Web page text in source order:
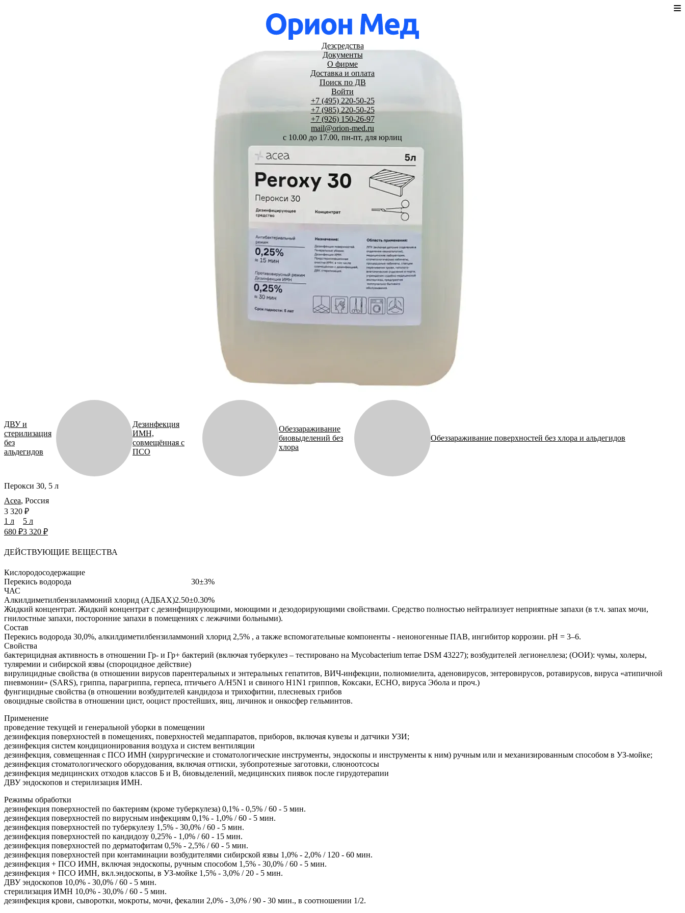
Дезсредства
Документы
О фирме
Доставка и оплата
Поиск по ДВ
Войти
+7 (495) 220-50-25
+7 (985) 220-50-25
+7 (926) 150-26-97
mail@orion-med.ru
c 10.00 до 17.00, пн-пт, для юрлиц
ДВУ и
стерилизация
без
альдегидов
Дезинфекция
ИМН,
совмещённая с
ПСО
Обеззараживание
биовыделений без
хлора
Обеззараживание поверхностей без хлора и альдегидов
Перокси 30, 5 л
Acea, Россия
1 л
680 ₽
5 л
3 320 ₽
ДЕЙСТВУЮЩИЕ ВЕЩЕСТВА
Кислородосодержащие
Перекись водорода
30±3%
ЧАС
Алкилдиметилбензиламмоний хлорид (АДБАХ)2.50±0.30%
Жидкий концентрат. Жидкий концентрат с дезинфицирующими, моющими и дезодорирующими свойствами. Средство полностью нейтрализует неприятные запахи (в т.ч. запах мочи,
гнилостные запахи, посторонние запахи в помещениях с лежачими больными).
Состав
Перекись водорода 30,0%, алкилдиметилбензиламмоний хлорид 2,5% , а также вспомогательные компоненты - неионогенные ПАВ, ингибитор коррозии. pH = 3–6.
Свойства
бактерицидная активность в отношении Гр- и Гр+ бактерий (включая туберкулез – тестировано на Mycobacterium terrae DSM 43227); возбудителей легионеллеза; (ООИ): чумы, холеры,
туляремии и сибирской язвы (спороцидное действие)
вирулицидные свойства (в отношении вирусов парентеральных и энтеральных гепатитов, ВИЧ-инфекции, полиомиелита, аденовирусов, энтеровирусов, ротавирусов, вируса «атипичной
пневмонии» (SARS), гриппа, парагриппа, герпеса, птичьего А/H5N1 и свиного H1N1 гриппов, Коксаки, ECHO, вируса Эбола и проч.)
фунгицидные свойства (в отношении возбудителей кандидоза и трихофитии, плесневых грибов
овоцидные свойства в отношении цист, ооцист простейших, яиц, личинок и онкосфер гельминтов.
Применение
проведение текущей и генеральной уборки в помещении
дезинфекция поверхностей в помещениях, поверхностей медаппаратов, приборов, включая кувезы и датчики УЗИ;
дезинфекция систем кондиционирования воздуха и систем вентиляции
дезинфекция, совмещенная с ПСО ИМН (хирургические и стоматологические инструменты, эндоскопы и инструменты к ним) ручным или и механизированным способом в УЗ-мойке;
дезинфекция стоматологического оборудования, включая оттиски, зубопротезные заготовки, слюноотсосы
дезинфекция медицинских отходов классов Б и В, биовыделений, медицинских пиявок после гирудотерапии
ДВУ эндоскопов и стерилизация ИМН.
Режимы обработки
дезинфекция поверхностей по бактериям (кроме туберкулеза) 0,1% - 0,5% / 60 - 5 мин.
дезинфекция поверхностей по вирусным инфекциям 0,1% - 1,0% / 60 - 5 мин.
дезинфекция поверхностей по туберкулезу 1,5% - 30,0% / 60 - 5 мин.
дезинфекция поверхностей по кандидозу 0,25% - 1,0% / 60 - 15 мин.
дезинфекция поверхностей по дерматофитам 0,5% - 2,5% / 60 - 5 мин.
дезинфекция поверхностей при контаминации возбудителями сибирской язвы 1,0% - 2,0% / 120 - 60 мин.
дезинфекция + ПСО ИМН, включая эндоскопы, ручным способом 1,5% - 30,0% / 60 - 5 мин.
дезинфекция + ПСО ИМН, вкл.эндоскопы, в УЗ-мойке 1,5% - 3,0% / 20 - 5 мин.
ДВУ эндоскопов 10,0% - 30,0% / 60 - 5 мин.
cтерилизация ИМН 10,0% - 30,0% / 60 - 5 мин.
дезинфекция крови, сыворотки, мокроты, мочи, фекалии 2,0% - 3,0% / 90 - 30 мин., в соотношении 1/2.
3 320 ₽